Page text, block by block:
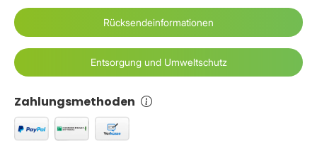
Zahlungsmethoden
Rücksendeinformationen
Entsorgung und Umweltschutz